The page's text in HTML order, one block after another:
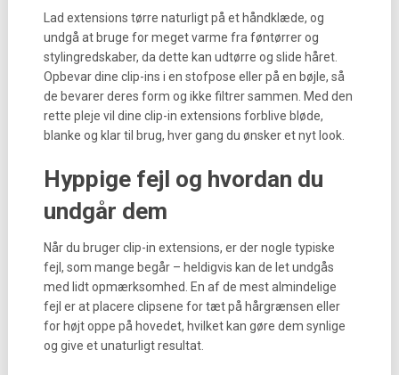
Lad extensions tørre naturligt på et håndklæde, og
undgå at bruge for meget varme fra føntørrer og
stylingredskaber, da dette kan udtørre og slide håret.
Opbevar dine clip-ins i en stofpose eller på en bøjle, så
de bevarer deres form og ikke filtrer sammen. Med den
rette pleje vil dine clip-in extensions forblive bløde,
blanke og klar til brug, hver gang du ønsker et nyt look.
Hyppige fejl og hvordan du
undgår dem
Når du bruger clip-in extensions, er der nogle typiske
fejl, som mange begår – heldigvis kan de let undgås
med lidt opmærksomhed. En af de mest almindelige
fejl er at placere clipsene for tæt på hårgrænsen eller
for højt oppe på hovedet, hvilket kan gøre dem synlige
og give et unaturligt resultat.